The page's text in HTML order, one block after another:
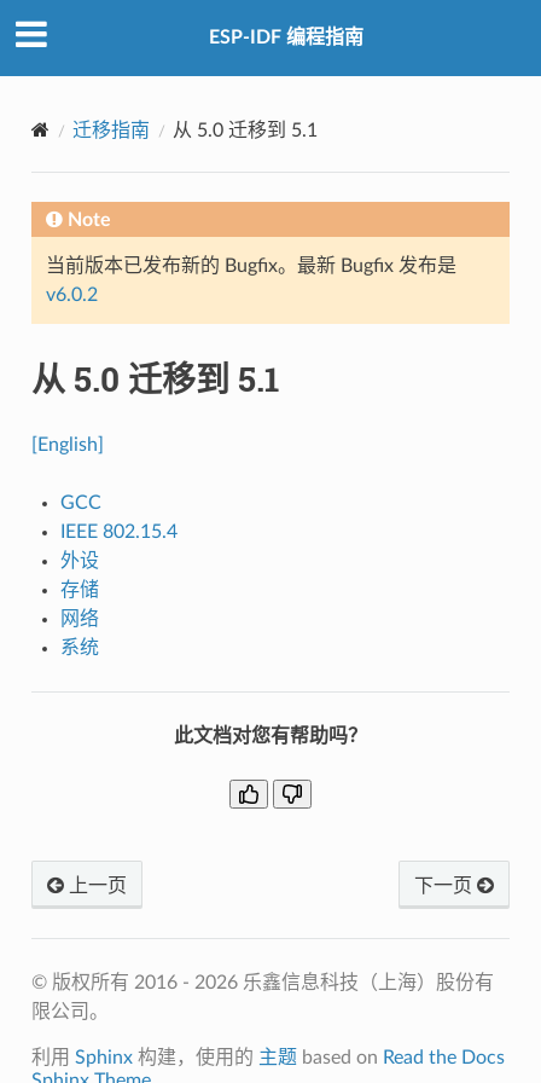
ESP-IDF 编程指南
迁移指南 从 5.0 迁移到 5.1
Note
当前版本已发布新的 Bugfix。最新 Bugfix 发布是
v6.0.2
从 5.0 迁移到 5.1
[English]
GCC
IEEE 802.15.4
外设
存储
网络
系统
此文档对您有帮助吗？
上一页 下一页
© 版权所有 2016 - 2026 乐鑫信息科技（上海）股份有
限公司。
利用 Sphinx构建，使用的 主题 based on Read the Docs